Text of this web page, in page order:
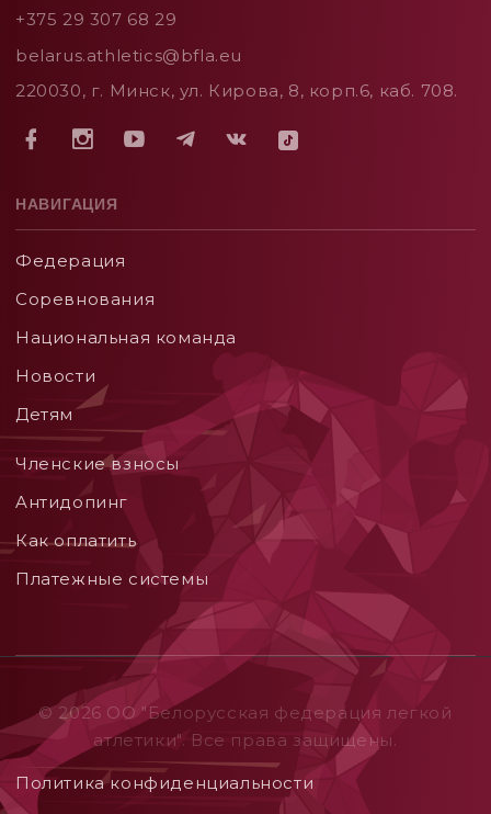
+375 29 307 68 29
belarus.athletics@bfla.eu
220030, г. Минск, ул. Кирова, 8, корп.6, каб. 708.
НАВИГАЦИЯ
Федерация
Соревнования
Национальная команда
Новости
Детям
Членские взносы
Aнтидопинг
Как оплатить
Платежные системы
© 2026 ОO "Белорусская федерация легкой
атлетики". Все права защищены.
Политика конфиденциальности